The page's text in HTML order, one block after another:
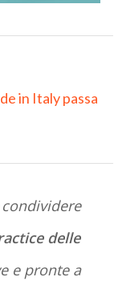
in Italy passa
delle
e pronte a